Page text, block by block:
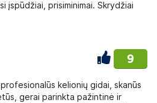
įspūdžiai, prisiminimai. Skrydžiai
9
kelionių gidai, skanūs
gerai parinkta pažintinė ir